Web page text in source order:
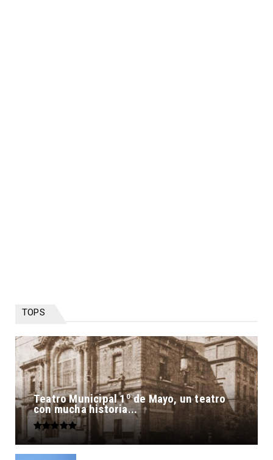
TOPS
Teatro Municipal 1º de Mayo, un teatro
con mucha historia...